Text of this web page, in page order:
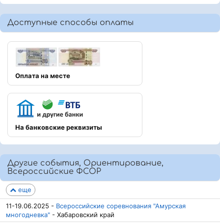
Доступные способы оплаты
Оплата на месте
На банковские реквизиты
Другие события, Ориентирование,
Всероссийские ФСОР
еще
11-19.06.2025 - Всероссийские соревнования "Амурская
многодневка" - Хабаровский край